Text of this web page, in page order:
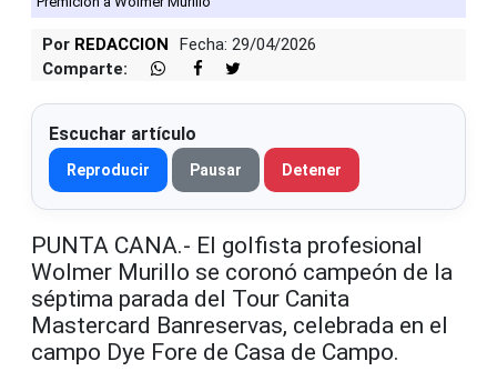
Por REDACCION
Fecha: 29/04/2026
Comparte:
Escuchar artículo
Reproducir Pausar Detener
PUNTA CANA.- El golfista profesional
Wolmer Murillo se coronó campeón de la
séptima parada del Tour Canita
Mastercard Banreservas, celebrada en el
campo Dye Fore de Casa de Campo.